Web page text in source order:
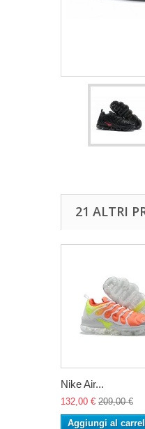
21 ALTRI
Nike Air...
132,00 € 209,00 €
Aggiungi al